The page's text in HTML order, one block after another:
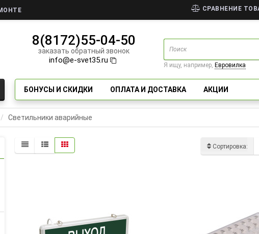
СРАВНЕНИЕ
8(8172)55-04-50
заказать обратный звонок
info@e-svet35.ru
Я ищу, например, Евровилка
БОНУСЫ И СКИДКИ ОПЛАТА И ДОСТАВКА АКЦИИ
Светильники аварийные
Сортировка: